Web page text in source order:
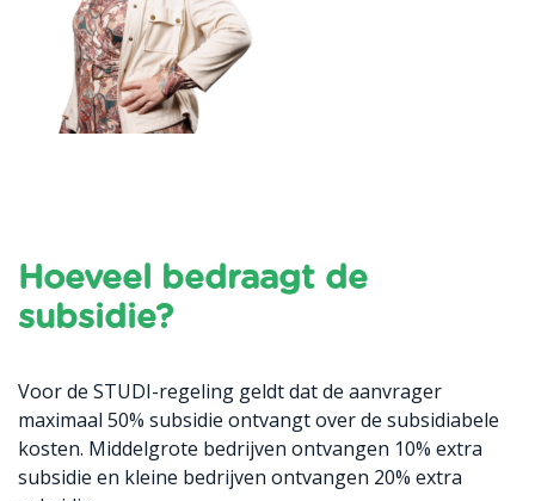
Hoeveel bedraagt de
subsidie?
Voor de STUDI-regeling geldt dat de aanvrager
maximaal 50% subsidie ontvangt over de subsidiabele
kosten. Middelgrote bedrijven ontvangen 10% extra
subsidie en kleine bedrijven ontvangen 20% extra